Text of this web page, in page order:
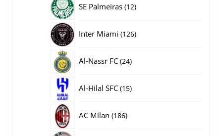
SE Palmeiras 1212
Inter Miami 126126
Al-Nassr FC 2424
Al-Hilal SFC 1515
AC Milan 186186